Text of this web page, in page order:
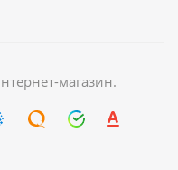
магазин.